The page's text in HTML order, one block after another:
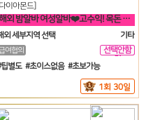
이아몬드]
해외 밤알바 여성알바❤️고수익! 목돈 마련의 꿈! 미국에서 이루세요❤️
외 세부지역 선택
기타
급여협의
선택안함
일
별도 #초이스없음 #초보가능
1회 30일